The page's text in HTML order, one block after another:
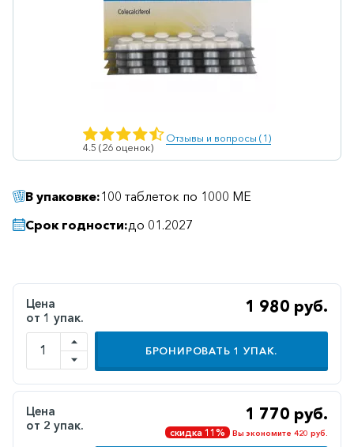
Ветеринарные
Витаминные
Гематологические
Гепатопротекторы
Гинекология
Желудочно-
кишечные
Иммунодепрессанты
Иммуностимуляторы
Метаболизм
4.5 (26 оценок)
Отзывы и вопросы (1)
В упаковке:100 таблеток по 1000 МЕ
Срок годности:до 01.2027
Цена
от 1 упак.
1 980 руб.
БРОНИРОВАТЬ 1 УПАК.
Цена
от 2 упак.
1 770 руб.
скидка 11% Вы экономите 420 руб.